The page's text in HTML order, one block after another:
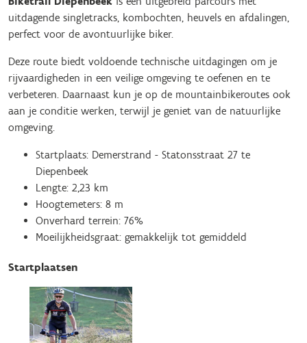
uitdagende singletracks, kombochten, heuvels en afdalingen,
perfect voor de avontuurlijke biker.
Deze route biedt voldoende technische uitdagingen om je
rijvaardigheden in een veilige omgeving te oefenen en te
verbeteren. Daarnaast kun je op de mountainbikeroutes ook
aan je conditie werken, terwijl je geniet van de natuurlijke
omgeving.
Startplaats: Demerstrand - Statonsstraat 27 te
Diepenbeek
Lengte: 2,23 km
Hoogtemeters: 8 m
Onverhard terrein: 76%
Moeilijkheidsgraat: gemakkelijk tot gemiddeld
Startplaatsen